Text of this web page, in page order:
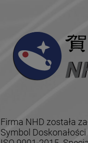
Firma NHD została
Symbol